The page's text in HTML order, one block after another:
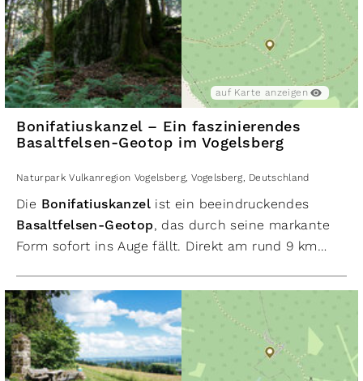
auf Karte anzeigen
Bonifatiuskanzel – Ein faszinierendes
Basaltfelsen-Geotop im Vogelsberg
Naturpark Vulkanregion Vogelsberg, Vogelsberg, Deutschland
Die Bonifatiuskanzelist ein beeindruckendes
Basaltfelsen-Geotop, das durch seine markante
Form sofort ins Auge fällt. Direkt am rund 9 km
gelegen, erinnert der ungewöhnlich geformte
Basaltblock tatsächlich an eine steinerne Kanzel –
ein Name, der seine charakteristische Gestalt
treffend beschreibt. Entstanden ist die
Bonifatiuskanzel vor Millionen von Jahren während